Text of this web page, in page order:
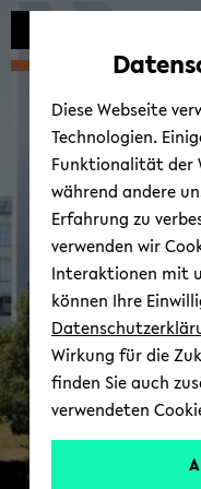
Diese Webseite
Technologien.
Funktionalität der
während andere
Erfahrung zu
verwenden wir
Interaktionen mit
können Ihre
Wirkung für die
finden Sie auch
verwendeten